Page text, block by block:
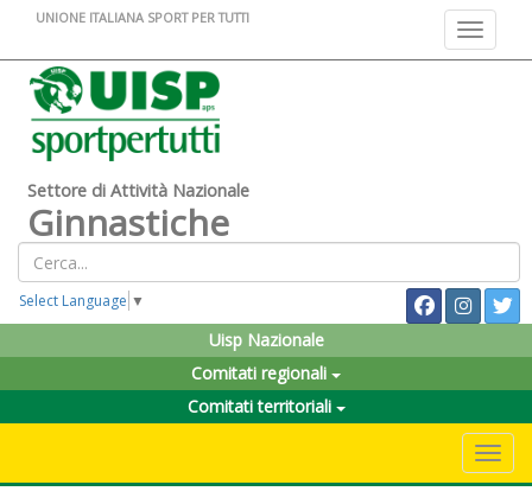
Toggle
UNIONE ITALIANA SPORT PER TUTTI
Settore di Attività Nazionale
Ginnastiche
Select Language ▼
Uisp Nazionale
Comitati regionali
Comitati territoriali